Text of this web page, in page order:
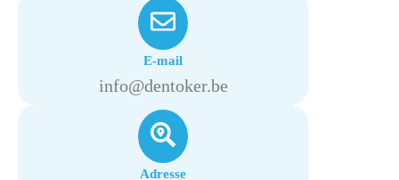
E-mail
info@dentoker.be
Adresse